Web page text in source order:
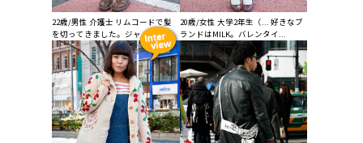
22歳/男性 介護士 リムコードで髪
を切ってきました。ジャ...
20歳/女性 大学2年生（... 好きなブ
ランドはMILK。バレンタイ...